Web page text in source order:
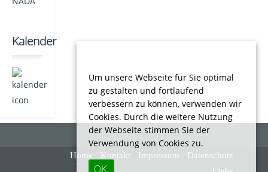
Kalender
Home Kontakt Impressum
Datenschutz
Um unsere Webseite für Sie optimal
zu gestalten und fortlaufend
verbessern zu können, verwenden wir
Cookies. Durch die weitere Nutzung
der Webseite stimmen Sie der
Verwendung von Cookies zu.
OK